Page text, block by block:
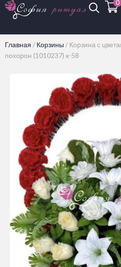
0
Главная / Корзины / Корзина с
похорон (1010237) к-58